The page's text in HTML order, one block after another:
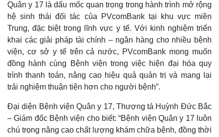
Quân y 17 là dấu mốc quan trọng trong hành trình mở rộng
hệ sinh thái đối tác của PVcomBank tại khu vực miền
Trung, đặc biệt trong lĩnh vực y tế. Với kinh nghiệm triển
khai các giải pháp tài chính – ngân hàng cho nhiều bệnh
viện, cơ sở y tế trên cả nước, PVcomBank mong muốn
đồng hành cùng Bệnh viện trong việc hiện đại hóa quy
trình thanh toán, nâng cao hiệu quả quản trị và mang lại
trải nghiệm thuận tiện hơn cho người bệnh”.
Đại diện Bệnh viện Quân y 17, Thượng tá Huỳnh Đức Bắc
– Giám đốc Bệnh viện cho biết: “Bệnh viện Quân y 17 luôn
chú trọng nâng cao chất lượng khám chữa bệnh, đồng thời